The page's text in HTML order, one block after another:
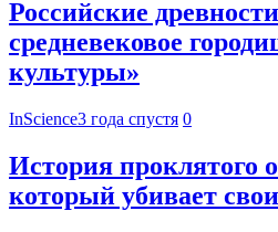
Российские
средневековое
культуры»
InScience3 года спустя 0
История проклятого
который убивает